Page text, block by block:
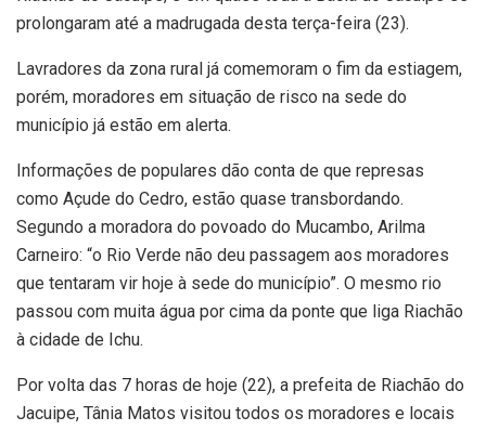
prolongaram até a madrugada desta terça-feira (23).
Lavradores da zona rural já comemoram o fim da estiagem,
porém, moradores em situação de risco na sede do
município já estão em alerta.
Informações de populares dão conta de que represas
como Açude do Cedro, estão quase transbordando.
Segundo a moradora do povoado do Mucambo, Arilma
Carneiro: “o Rio Verde não deu passagem aos moradores
que tentaram vir hoje à sede do município”. O mesmo rio
passou com muita água por cima da ponte que liga Riachão
à cidade de Ichu.
Por volta das 7 horas de hoje (22), a prefeita de Riachão do
Jacuipe, Tânia Matos visitou todos os moradores e locais